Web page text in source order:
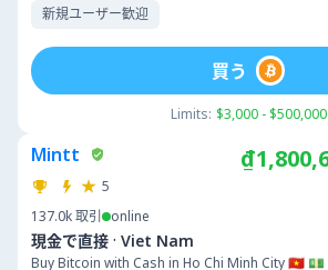
新規ユーザー歓迎
Limits: $3,000 - $500,000
買う
Mintt
5
137.0k取引 online
現金で直接 · Viet Nam
Buy Bitcoin with Cash in Ho Chi Minh City 🇻🇳 💵